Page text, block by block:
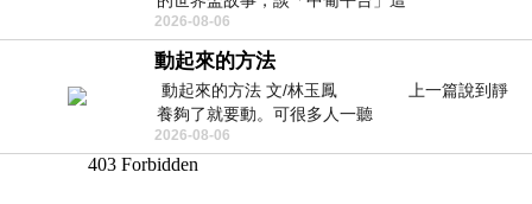
2026-08-06
動起來的方法
動起來的方法 文/林玉鳳 上一篇說到靜
養夠了就要動。可很多人一聽
2026-08-06